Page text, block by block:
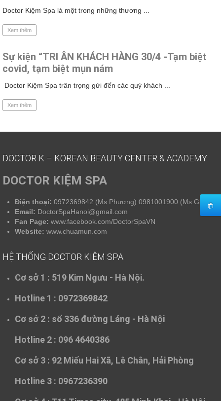
Doctor Kiệm Spa là một trong những thương ...
Xem thêm
Sự kiện “TRI ÂN KHÁCH HÀNG 30/4 -Tạm biệt
covid, tạm biệt mụn nám
Doctor Kiệm Spa trân trọng gửi đến các quý khách ...
Xem thêm
DOCTOR K – KOREAN BEAUTY CENTER & ACADEMY
DOCTOR KIỆM SPA
Điện thoại: 0972369842 (Ms Phương) 0981001900 (Ms Giang)
Email: DoctorSpaHanoi@gmail.com
Fan Page: www.facebook.com/DoctorSpaVN
Website: www.chuamun.com
HỆ THỐNG DOCTOR KIỆM SPA
Cơ sở 1 : 519 Kim Ngưu - Hà Nội.
Hotline 1 : 0972369842
Cơ sở 2 : số 336 đường Láng - Hà Nội
Hotline 2 : 096 4640386
Cơ sở 3 : 92 Miếu Hai Xã, Lê Chân, Hải Phòng
Hotline 3 : 0967236390